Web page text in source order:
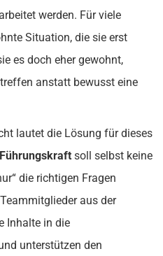
werden. Für viele
Situation, die sie erst
es doch eher gewohnt,
anstatt bewusst eine
lautet die Lösung für dieses
Führungskraft soll selbst keine
die richtigen Fragen
aus der
Inhalte in die
unterstützen den